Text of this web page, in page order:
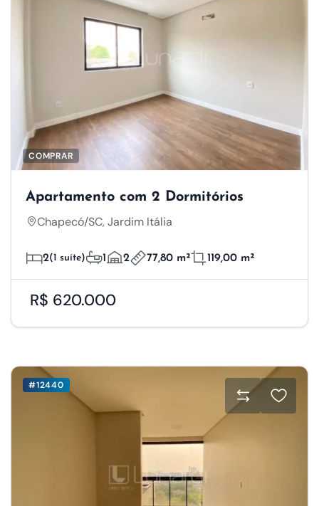
COMPRAR
Apartamento com 2 Dormitórios
Chapecó/SC, Jardim Itália
2(1 suíte) 1 2 77,80 m² 119,00 m²
R$ 620.000
#12440